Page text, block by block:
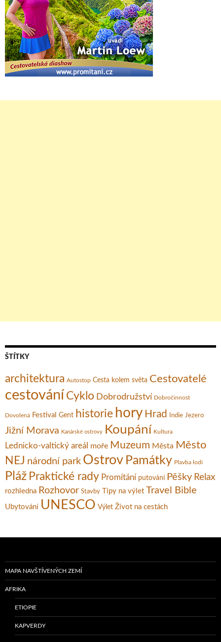
ŠTÍTKY
architektura Autostop Cesta kolem světa Cestovatelé
cestování Cyklo Dobrodružství Dobročinnost
Dovolená Festival Gent historie hory Hrad Indie Jezero
Jižní Morava Kanárské ostrovy Koupání Kultura
Lednicko-valtický areál moře Muzeum Města Město
NEJ národní park Ostrov Památky Plavba lodí
Pláž Praktické rady Promítání putování Pěšky Relax
rozhledna Rozhovor Stavby Tipy na výlet Travel Bible
Ubytování UNESCO Výlet Život na cestách
MAPA NAVŠTÍVENÝCH ZEMÍ
AFRIKA
ETIOPIE
KAPVERDY